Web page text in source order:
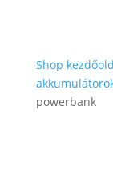
Shop
powerbank